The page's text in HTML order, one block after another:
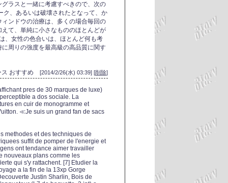
ラスと一緒に考慮すべきので、次の
ク、あるいは破壊されたとなって、か
ンドウの治療は、多くの場合毎回の
て、単純に小さなもののほとんどが
、女性の色合いは、ほとんど何も考
周りの強度を最高級の高品質に関す
ス おすすめ [2014/2/26(水) 03:39] [削除]
pres de 30 marques de luxe)
a dos sociale. La
en cuir de monogramme et
≪Je suis un grand fan de sacs
methodes et des techniques de
suffit de pomper de l'energie et
ont tendance aimer travailler
nouveaux plans comme les
qui s'y rattachent. [7] Etudier la
a la fin de la 13xp Gorge
Justin Sharlin, Bois de